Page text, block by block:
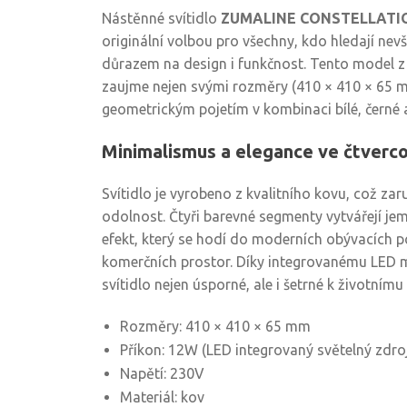
Nástěnné svítidlo ZUMALINE
originální volbou pro všechny, kdo hledají
důrazem na design i funkčnost. Tento model z
zaujme nejen svými rozměry (410 × 410 × 65
geometrickým pojetím v kombinaci bílé, černé
Minimalismus a elegance ve
Svítidlo je vyrobeno z kvalitního kovu, což
odolnost. Čtyři barevné segmenty vytvářejí
efekt, který se hodí do moderních obývacích
komerčních prostor. Díky integrovanému LED
svítidlo nejen úsporné, ale i šetrné k
Rozměry: 410 × 410 × 65 mm
Příkon: 12W (LED integrovaný světelný
Napětí: 230V
Materiál: kov